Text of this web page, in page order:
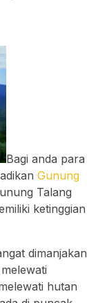
Bagi anda para
Gunung
Talang
ketinggian
dimanjakan
hutan